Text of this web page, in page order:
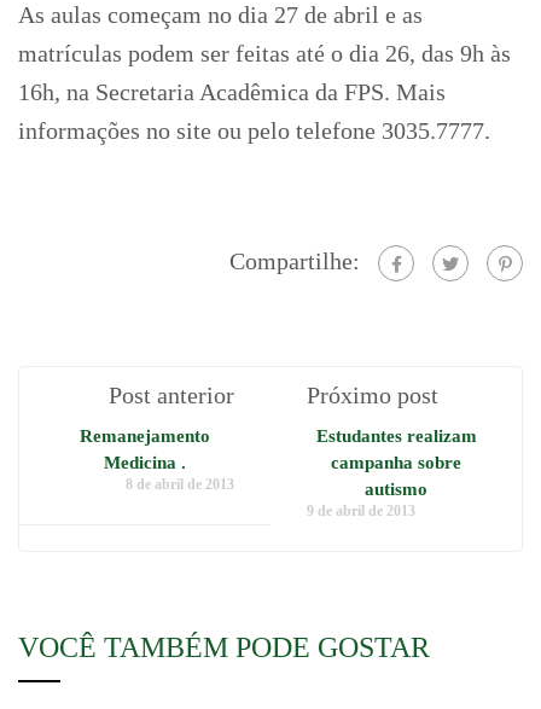
As aulas começam no dia 27 de abril e as
matrículas podem ser feitas até o dia 26, das 9h às
16h, na Secretaria Acadêmica da FPS. Mais
informações no site ou pelo telefone 3035.7777.
Compartilhe:
Post anterior
Remanejamento
Medicina .
8 de abril de 2013
Próximo post
Estudantes realizam
campanha sobre
autismo
9 de abril de 2013
VOCÊ TAMBÉM PODE GOSTAR